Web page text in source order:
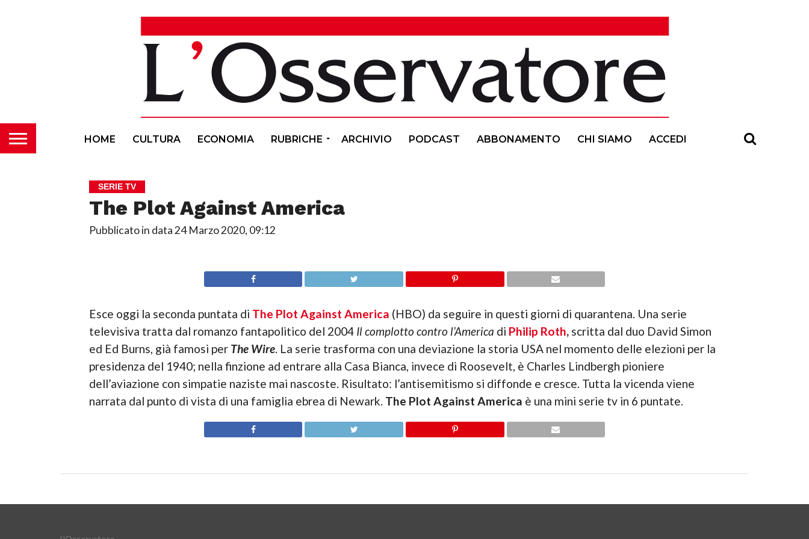
HOME CULTURA ECONOMIA RUBRICHE ARCHIVIO PODCAST ABBONAMENTO CHI SIAMO ACCEDI
SERIE TV
The Plot Against America
Pubblicato in data24 Marzo 2020, 09:12
Esce oggi la seconda puntata di The Plot Against America (HBO) da seguire in questi giorni di quarantena. Una serie
televisiva tratta dal romanzo fantapolitico del 2004 Il complotto contro l’America di Philip Roth,scritta dal duo David Simon
ed Ed Burns, già famosi per The Wire. La serie trasforma con una deviazione la storia USA nel momento delle elezioni per la
presidenza del 1940; nella finzione ad entrare alla Casa Bianca, invece di Roosevelt, è Charles Lindbergh pioniere
dell’aviazione con simpatie naziste mai nascoste. Risultato: l’antisemitismo si diffonde e cresce. Tutta la vicenda viene
narrata dal punto di vista di una famiglia ebrea di Newark. The Plot Against America è una mini serie tv in 6 puntate.